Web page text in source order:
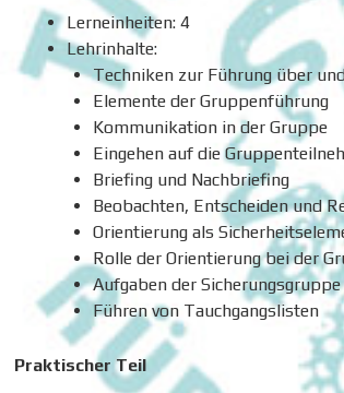
Lerneinheiten: 4
Lehrinhalte:
Techniken zur Führung über
Elemente der Gruppenführung
Kommunikation in der Gruppe
Eingehen auf die
Briefing und Nachbriefing
Beobachten, Entscheiden und
Orientierung als
Rolle der Orientierung bei der
Aufgaben der
Führen von Tauchgangslisten
Praktischer Teil